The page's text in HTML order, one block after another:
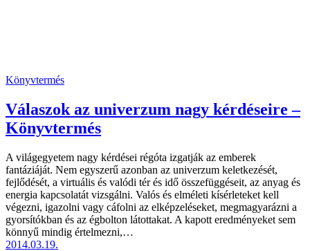
Könyvtermés
Válaszok az univerzum nagy kérdéseire –
Könyvtermés
A világegyetem nagy kérdései régóta izgatják az emberek
fantáziáját. Nem egyszerű azonban az univerzum keletkezését,
fejlődését, a virtuális és valódi tér és idő összefüggéseit, az anyag és
energia kapcsolatát vizsgálni. Valós és elméleti kísérleteket kell
végezni, igazolni vagy cáfolni az elképzeléseket, megmagyarázni a
gyorsítókban és az égbolton látottakat. A kapott eredményeket sem
könnyű mindig értelmezni,…
2014.03.19.